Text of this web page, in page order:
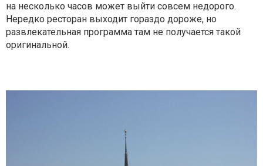
на несколько часов может выйти совсем недорого.
Нередко ресторан выходит гораздо дороже, но
развлекательная программа там не получается такой
оригинальной.